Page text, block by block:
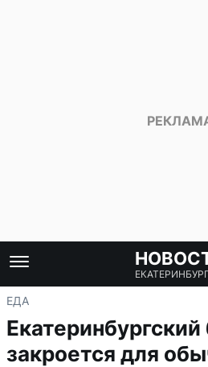
ЕДА
Екатеринбургский
закроется для